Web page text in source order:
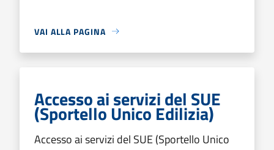
VAI ALLA PAGINA
Accesso ai servizi del SUE
(Sportello Unico Edilizia)
Accesso ai servizi del SUE (Sportello Unico